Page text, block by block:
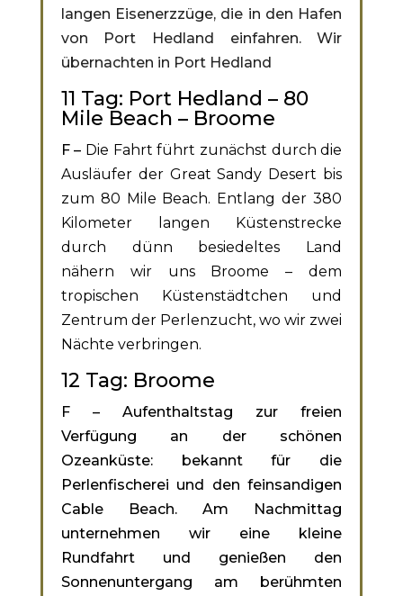
langen Eisenerzzüge, die in den Hafen
von Port Hedland einfahren. Wir
übernachten in Port Hedland
11 Tag: Port Hedland – 80
Mile Beach – Broome
F – Die Fahrt führt zunächst durch die
Ausläufer der Great Sandy Desert bis
zum 80 Mile Beach. Entlang der 380
Kilometer langen Küstenstrecke
durch dünn besiedeltes Land
nähern wir uns Broome – dem
tropischen Küstenstädtchen und
Zentrum der Perlenzucht, wowir zwei
Nächte verbringen.
12 Tag: Broome
F – Aufenthaltstag zur freien
Verfügung an der schönen
Ozeanküste: bekannt für die
Perlenfischerei und den feinsandigen
Cable Beach. Am Nachmittag
unternehmen wir eine kleine
Rundfahrt und genießen den
Sonnenuntergang am berühmten